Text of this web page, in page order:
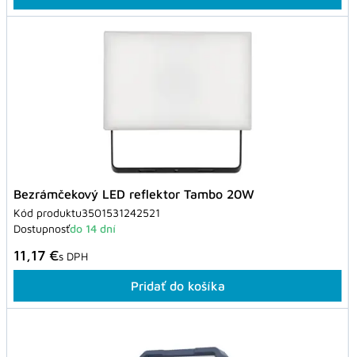
Bezrámčekový LED reflektor Tambo 20W
Kód produktu3501531242521
Dostupnosťdo 14 dní
11,17 €s DPH
Pridať do košíka